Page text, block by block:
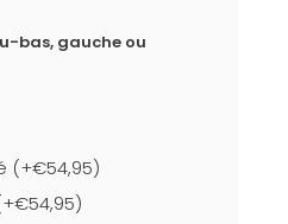
bas, gauche ou
(+€54,95)